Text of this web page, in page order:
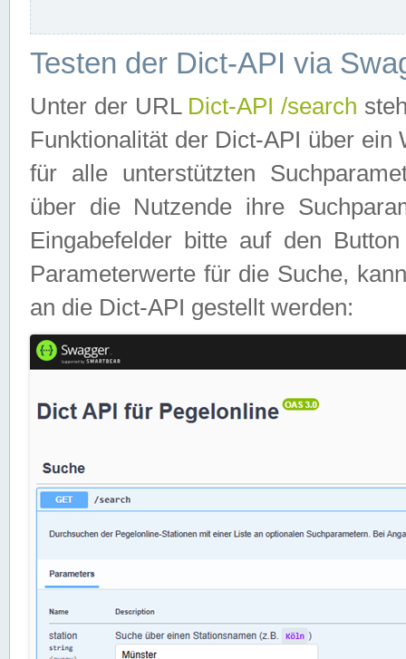
Testen der Dict-API via
Unter der URL Dict-API /search
Funktionalität der Dict-API über
für alle unterstützten
über die Nutzende ihre
Eingabefelder bitte auf den
Parameterwerte für die Suche,
an die Dict-API gestellt werden: